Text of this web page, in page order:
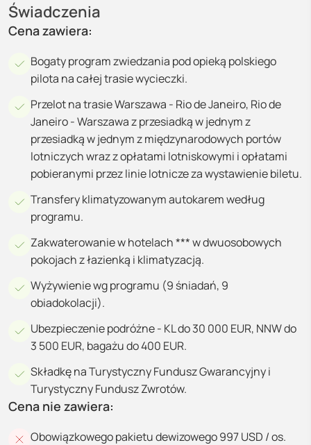
Świadczenia
Cena zawiera:
Bogaty program zwiedzania pod opieką polskiego
pilota na całej trasie wycieczki.
Przelot na trasie Warszawa - Rio de Janeiro, Rio de
Janeiro - Warszawa z przesiadką w jednym z
przesiadką w jednym z międzynarodowych portów
lotniczych wraz z opłatami lotniskowymi i opłatami
pobieranymi przez linie lotnicze za wystawienie biletu.
Transfery klimatyzowanym autokarem według
programu.
Zakwaterowanie w hotelach *** w dwuosobowych
pokojach z łazienką i klimatyzacją.
Wyżywienie wg programu (9 śniadań, 9
obiadokolacji).
Ubezpieczenie podróżne - KL do 30 000 EUR, NNW do
3 500 EUR, bagażu do 400 EUR.
Składkę na Turystyczny Fundusz Gwarancyjny i
Turystyczny Fundusz Zwrotów.
Cena nie zawiera:
Obowiązkowego pakietu dewizowego 997 USD / os.